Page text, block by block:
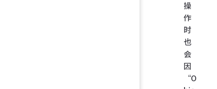
操
作
时
也
会
因
“O